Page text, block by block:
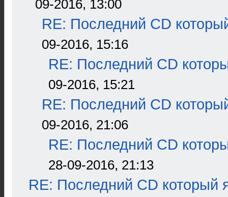
09-2016, 13:00
RE: Последний CD
09-2016, 15:16
RE: Последний CD
09-2016, 15:21
RE: Последний CD
09-2016, 21:06
RE: Последний CD
28-09-2016, 21:13
RE: Последний CD который